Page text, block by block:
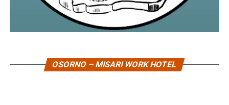
OSORNO – MISARI WORK HOTEL